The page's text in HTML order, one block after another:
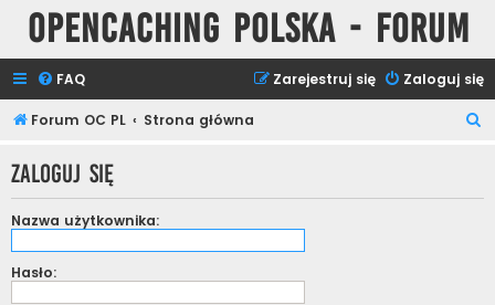
Opencaching Polska - Forum
FAQ Zaloguj się
Zarejestruj się
Forum OC PL Strona główna
k
Zaloguj się
Nazwa użytkownika:
Hasło: